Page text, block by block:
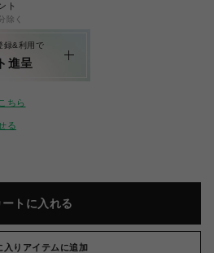
ト
除く
録&利用で
進呈
こちら
る
ートに入れる
入りアイテムに追加